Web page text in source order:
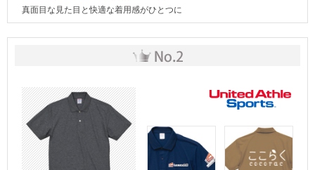
真面目な見た目と快適な着用感がひとつに